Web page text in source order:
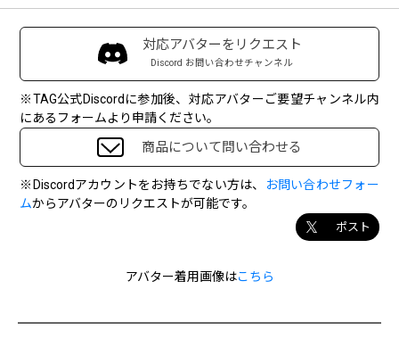
対応アバターをリクエスト
Discord お問い合わせチャンネル
※TAG公式Discordに参加後、対応アバターご要望チャンネル内
にあるフォームより申請ください。
ポスト
商品について問い合わせる
※Discordアカウントをお持ちでない方は、
お問い合わせフォー
ムからアバターのリクエストが可能です。
アバター着用画像はこちら